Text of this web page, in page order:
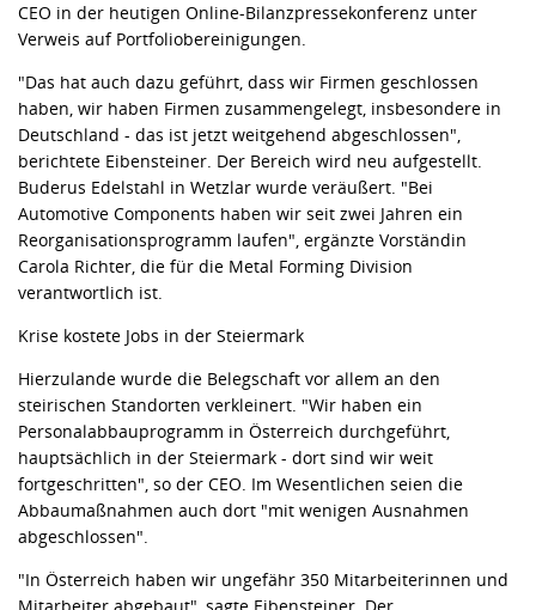
CEO in der heutigen Online-Bilanzpressekonferenz unter
Verweis auf Portfoliobereinigungen.
"Das hat auch dazu geführt, dass wir Firmen geschlossen
haben, wir haben Firmen zusammengelegt, insbesondere in
Deutschland - das ist jetzt weitgehend abgeschlossen",
berichtete Eibensteiner. Der Bereich wird neu aufgestellt.
Buderus Edelstahl in Wetzlar wurde veräußert. "Bei
Automotive Components haben wir seit zwei Jahren ein
Reorganisationsprogramm laufen", ergänzte Vorständin
Carola Richter, die für die Metal Forming Division
verantwortlich ist.
Krise kostete Jobs in der Steiermark
Hierzulande wurde die Belegschaft vor allem an den
steirischen Standorten verkleinert. "Wir haben ein
Personalabbauprogramm in Österreich durchgeführt,
hauptsächlich in der Steiermark - dort sind wir weit
fortgeschritten", so der CEO. Im Wesentlichen seien die
Abbaumaßnahmen auch dort "mit wenigen Ausnahmen
abgeschlossen".
"In Österreich haben wir ungefähr 350 Mitarbeiterinnen und